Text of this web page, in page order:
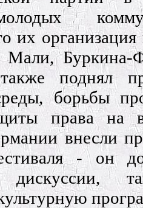
их организация
Мали,
поднял
борьбы
права на
внесли
- он
дискуссии,